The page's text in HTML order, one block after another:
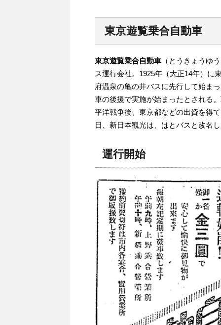
東京遊覧乗合自動車
東京遊覧乗合自動車 （とうきょうゆ
ス運行会社。1925年（大正14年）に
府温泉の亀の井バスに先行して始ま
車の後援で実施が始まったとされる
平洋戦争後、東京都などの出資を得
日、新日本観光は、はとバスと改名
運行開始